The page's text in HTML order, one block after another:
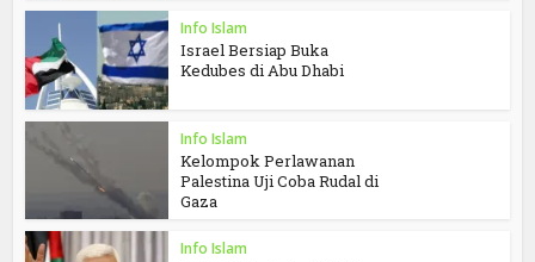
Info Islam
Israel Bersiap Buka
Kedubes di Abu Dhabi
Info Islam
Kelompok Perlawanan
Palestina Uji Coba Rudal di
Gaza
Info Islam